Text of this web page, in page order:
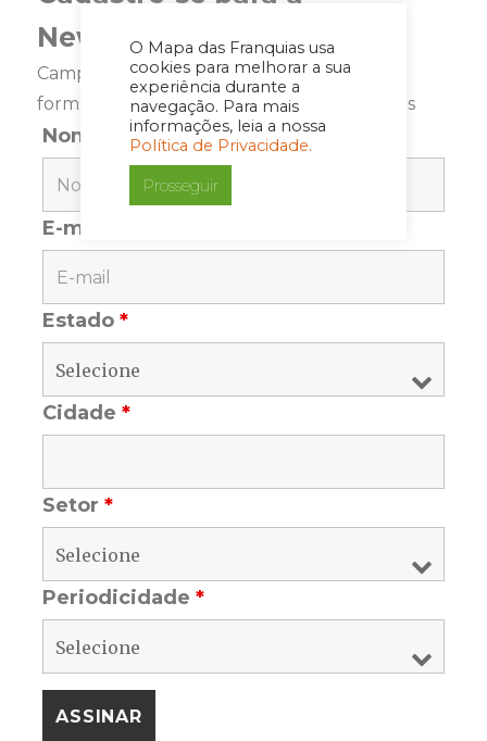
O Mapa das Franquias usa
cookies para melhorar a sua
experiência durante a
navegação. Para mais
informações, leia a nossa
Política de Privacidade.
Prosseguir
Newsletter
Campos marcados com <span class="ninja-
forms-req-symbol">*</span> são requeridos
Nome
E-mail
Estado*
Cidade*
Setor*
Periodicidade*